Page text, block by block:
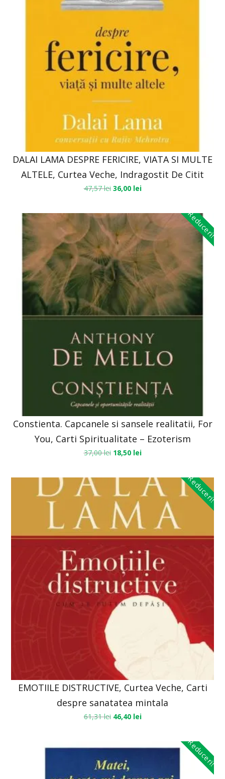
DALAI LAMA DESPRE FERICIRE, VIATA SI MULTE
ALTELE, Curtea Veche, Indragostit De Citit
47,57lei 36,00 lei
Reduceri!
Constienta. Capcanele si sansele realitatii, For
You, Carti Spiritualitate – Ezoterism
37,00lei 18,50 lei
Reduceri!
EMOTIILE DISTRUCTIVE, Curtea Veche, Carti
despre sanatatea mintala
61,31lei 46,40 lei
Reduceri!